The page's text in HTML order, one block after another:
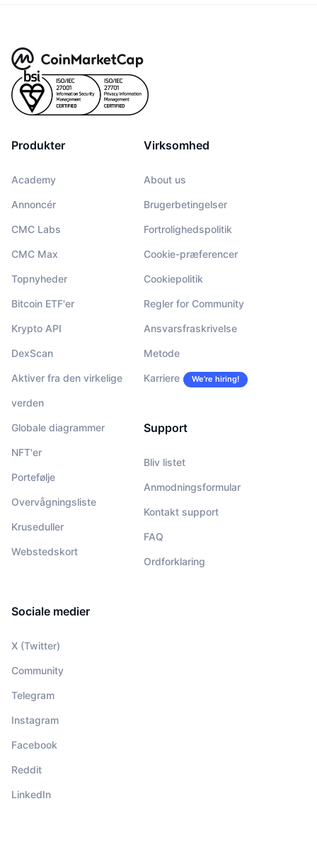
Produkter
Academy
Annoncér
CMC Labs
CMC Max
Topnyheder
Bitcoin ETF'er
Krypto API
DexScan
Aktiver fra den virkelige
verden
Globale diagrammer
NFT'er
Portefølje
Overvågningsliste
Kruseduller
Webstedskort
Virksomhed
About us
Brugerbetingelser
Fortrolighedspolitik
Cookie-præferencer
Cookiepolitik
Regler for Community
Ansvarsfraskrivelse
Metode
Karriere We’re hiring!
Support
Bliv listet
Anmodningsformular
Kontakt support
FAQ
Ordforklaring
Sociale medier
X (Twitter)
Community
Telegram
Instagram
Facebook
Reddit
LinkedIn